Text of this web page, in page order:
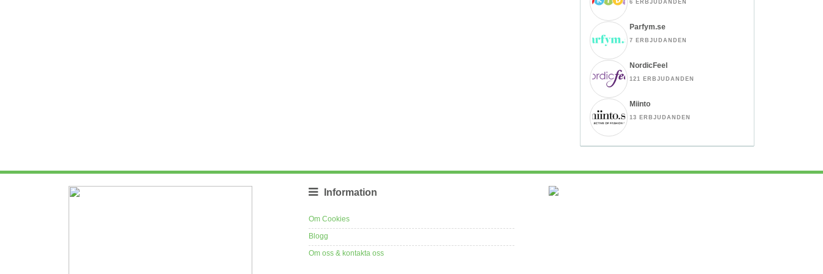
6 ERBJUDANDEN
Parfym.se
7 ERBJUDANDEN
NordicFeel
121 ERBJUDANDEN
Miinto
13 ERBJUDANDEN
Information
Om Cookies
Blogg
Om oss & kontakta oss